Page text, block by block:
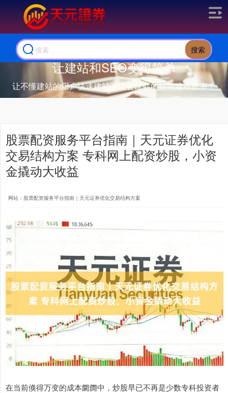
搜索
让建站和SEO变得简单
让不懂建站的用户快速建站，让会建站的提高建站效率！
股票配资服务平台指南｜天元证券优化
交易结构方案 专科网上配资炒股，小资
金撬动大收益
网站：股票配资服务平台指南｜天元证券优化交易结构方案
在当前倏得万变的成本阛阓中，炒股早已不再是少数专科投资者